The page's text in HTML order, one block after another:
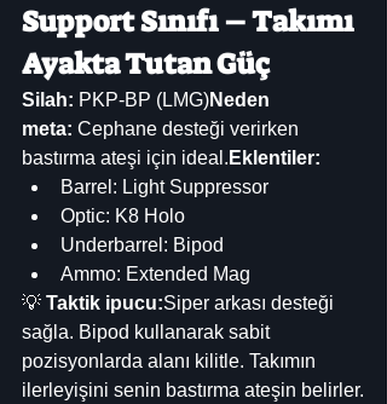
Support Sınıfı – Takımı
Ayakta Tutan Güç
Silah: PKP-BP (LMG)Neden
meta: Cephane desteği verirken
bastırma ateşi için ideal. Eklentiler:
Barrel: Light Suppressor
Optic: K8 Holo
Underbarrel: Bipod
Ammo: Extended Mag
💡 Taktik ipucu:Siper arkası desteği
sağla. Bipod kullanarak sabit
pozisyonlarda alanı kilitle. Takımın
ilerleyişini senin bastırma ateşin belirler.